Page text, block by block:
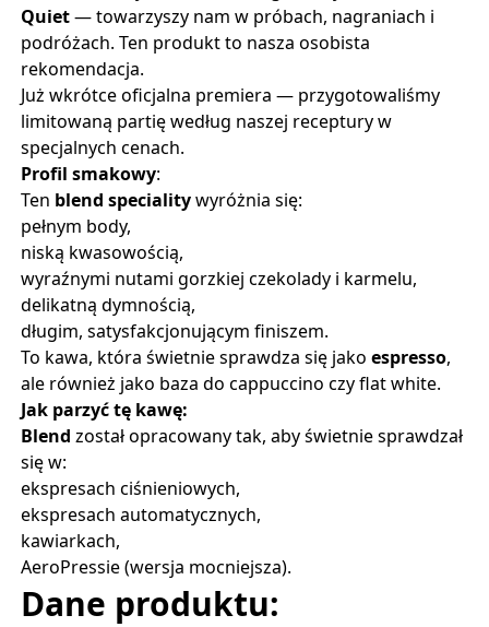
Quiet— towarzyszy nam w próbach, nagraniach i
podróżach. Ten produkt to nasza osobista
rekomendacja.
Już wkrótce oficjalna premiera — przygotowaliśmy
limitowaną partię według naszej receptury w
specjalnych cenach.
Profil smakowy:
Ten blend speciality wyróżnia się:
pełnym body,
niską kwasowością,
wyraźnymi nutami gorzkiej czekolady i karmelu,
delikatną dymnością,
długim, satysfakcjonującym finiszem.
To kawa, która świetnie sprawdza się jako espresso,
ale również jako baza do cappuccino czy flat white.
Jak parzyć tę kawę:
Blend został opracowany tak, aby świetnie sprawdzał
się w:
ekspresach ciśnieniowych,
ekspresach automatycznych,
kawiarkach,
AeroPressie (wersja mocniejsza).
Dane produktu: